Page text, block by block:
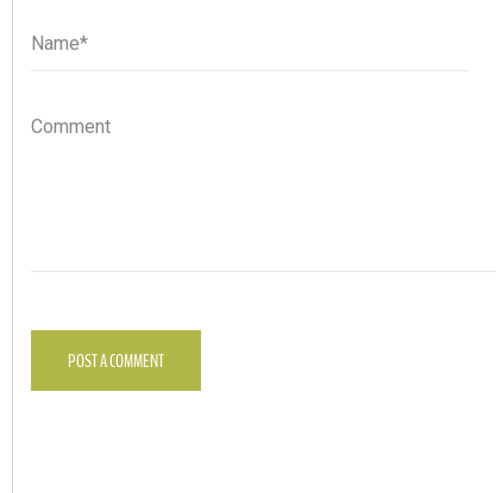
Name*
Name
Comment
POST A COMMENT